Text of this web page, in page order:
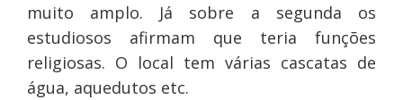
muito amplo. Já sobre a segunda os
estudiosos afirmam que teria funções
religiosas. O local tem várias cascatas de
água, aquedutos etc.